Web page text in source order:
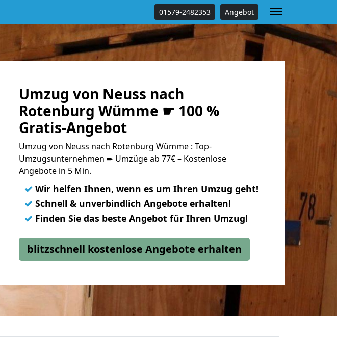
01579-2482353 Angebot
Umzug von Neuss nach
Rotenburg Wümme ☛ 100 %
Gratis-Angebot
Umzug von Neuss nach Rotenburg Wümme : Top-
Umzugsunternehmen ➨ Umzüge ab 77€ – Kostenlose
Angebote in 5 Min.
✓ Wir helfen Ihnen, wenn es um Ihren Umzug geht!
✓ Schnell & unverbindlich Angebote erhalten!
✓ Finden Sie das beste Angebot für Ihren Umzug!
blitzschnell kostenlose Angebote erhalten